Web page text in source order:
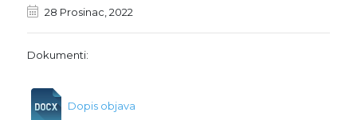
28 Prosinac, 2022
Dokumenti:
Dopis objava